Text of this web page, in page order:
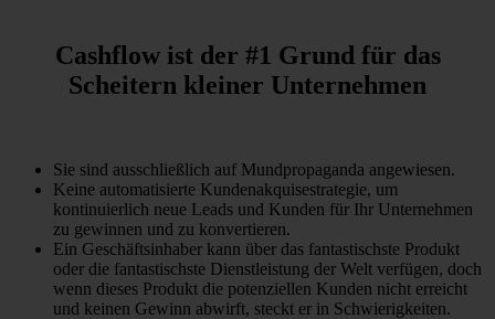
Cashflow ist der #1 Grund für das
Scheitern kleiner Unternehmen
Sie sind ausschließlich auf Mundpropaganda angewiesen.
Keine automatisierte Kundenakquisestrategie, um
kontinuierlich neue Leads und Kunden für Ihr Unternehmen
zu gewinnen und zu konvertieren.
Ein Geschäftsinhaber kann über das fantastischste Produkt
oder die fantastischste Dienstleistung der Welt verfügen, doch
wenn dieses Produkt die potenziellen Kunden nicht erreicht
und keinen Gewinn abwirft, steckt er in Schwierigkeiten.